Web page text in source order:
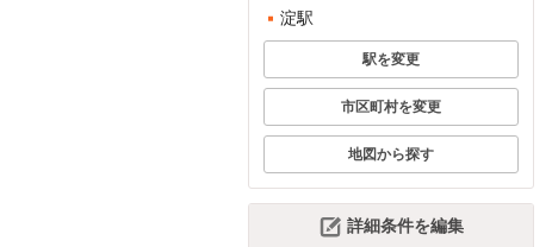
淀駅
駅を変更
市区町村を変更
地図から探す
詳細条件を編集